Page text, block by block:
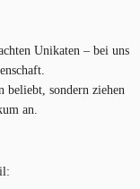
Unikaten – bei uns
beliebt, sondern ziehen
an.